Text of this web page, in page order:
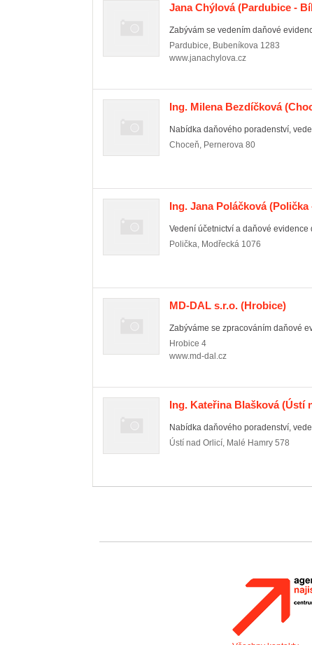
Jana Chýlová(Pardubice -
Zabývám se vedením daňové
Pardubice, Bubeníkova 1283
www.janachylova.cz
Ing. Milena Bezdíčková
Nabídka daňového poradenství,
Choceň, Pernerova 80
Ing. Jana Poláčková(Polička
Vedení účetnictví a daňové evidence
Polička, Modřecká 1076
MD-DAL s.r.o. (Hrobice)
Zabýváme se zpracováním daňové
Hrobice 4
www.md-dal.cz
Ing. Kateřina Blašková(Ústí
Nabídka daňového poradenství,
Ústí nad Orlicí, Malé Hamry 578